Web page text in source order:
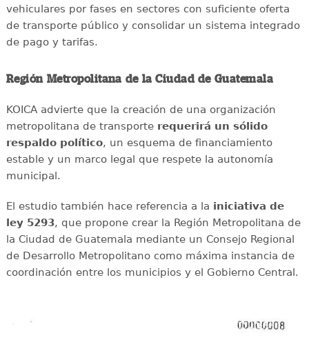
vehiculares por fases en sectores con suficiente oferta
de transporte público y consolidar un sistema integrado
de pago y tarifas.
Región Metropolitana de la Ciudad de Guatemala
KOICA advierte que la creación de una organización
metropolitana de transporte requerirá un sólido
respaldo político, un esquema de financiamiento
estable y un marco legal que respete la autonomía
municipal.
El estudio también hace referencia a la iniciativa de
ley 5293, que propone crear la Región Metropolitana de
la Ciudad de Guatemala mediante un Consejo Regional
de Desarrollo Metropolitano como máxima instancia de
coordinación entre los municipios y el Gobierno Central.